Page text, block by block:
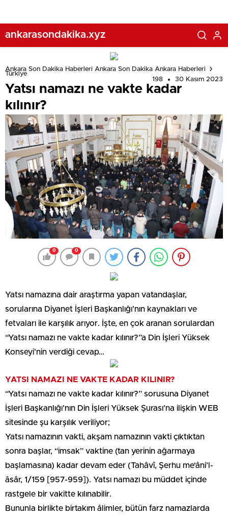
ankarasondakika.xyz
Ankara Son Dakika Haberleri Ankara Son Dakika Ankara Haberleri
Türkiye
198
30 Kasım 2023
Yatsı namazı ne vakte kadar
kılınır?
0 0
Yatsı namazına dair araştırma yapan vatandaşlar,
sorularına Diyanet İşleri Başkanlığı’nın kaynakları ve
fetvaları ile karşılık arıyor. İşte, en çok aranan sorulardan
“Yatsı namazı ne vakte kadar kılınır?”a Din İşleri Yüksek
Konseyi’nin verdiği cevap…
YATSI NAMAZI NE VAKTE KADAR KILINIR?
“Yatsı namazı ne vakte kadar kılınır?” sorusuna Diyanet
İşleri Başkanlığı’nın Din İşleri Yüksek Şurası’na ilişkin WEB
sitesinde şu karşılık veriliyor;
Yatsı namazının vakti, akşam namazının vakti çıktıktan
sonra başlar, “imsak” vaktine (tan yerinin ağarmaya
başlamasına) kadar devam eder (Tahâvî, Şerhu me‘âni’l-
âsâr, 1/159 [957-959]). Yatsı namazı bu müddet içinde
rastgele bir vakitte kılınabilir.
Bununla birlikte birtakım âlimler, bütün farz namazlarda